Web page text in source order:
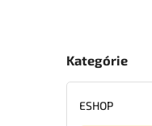
Kategórie
ESHOP